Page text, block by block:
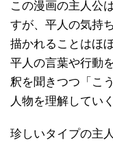
この漫画の主人公
すが、平人の気持
描かれることはほ
平人の言葉や行動
釈を聞きつつ「こ
人物を理解してい
珍しいタイプの主